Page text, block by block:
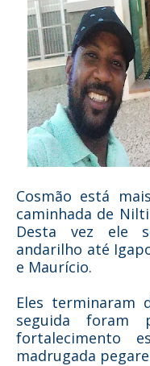
Cosmão está
caminhada de
Desta vez ele
andarilho até
e Maurício.
Eles terminaram
seguida
fortalecimento
madrugada